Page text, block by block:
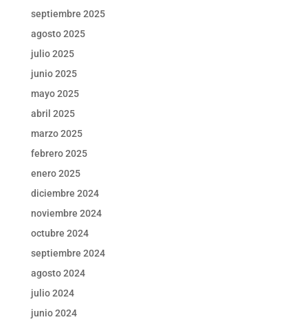
septiembre 2025
agosto 2025
julio 2025
junio 2025
mayo 2025
abril 2025
marzo 2025
febrero 2025
enero 2025
diciembre 2024
noviembre 2024
octubre 2024
septiembre 2024
agosto 2024
julio 2024
junio 2024